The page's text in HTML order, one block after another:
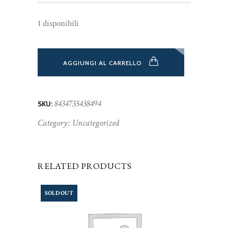
1 disponibili
AGGIUNGI AL CARRELLO
SKU: 8434735438494
Category: Uncategorized
RELATED PRODUCTS
SOLD OUT